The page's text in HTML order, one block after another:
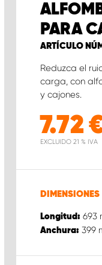
PARA
ARTÍCULO
Reduzca el
carga, con
y cajones.
7.72
EXCLUIDO 21 % IVA
DIMENSIONES
Longitud: 693
Anchura: 399